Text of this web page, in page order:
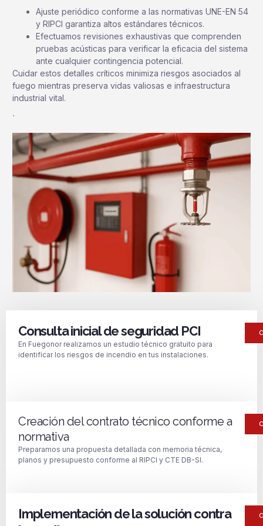
Ajuste periódico conforme a las normativas UNE-EN 54
y RIPCI garantiza altos estándares técnicos.
Efectuamos revisiones exhaustivas que comprenden
pruebas acústicas para verificar la eficacia del sistema
ante cualquier contingencia potencial.
Cuidar estos detalles críticos minimiza riesgos asociados al
fuego mientras preserva vidas valiosas e infraestructura
industrial vital.
`
Consulta inicial de seguridad PCI
En Fuegonor realizamos un estudio técnico gratuito para
identificar los riesgos de incendio en tus instalaciones.
Creación del contrato técnico conforme a
normativa
Preparamos una propuesta detallada con memoria técnica,
planos y presupuesto conforme al RIPCI y CTE DB-SI.
Implementación de la solución contra